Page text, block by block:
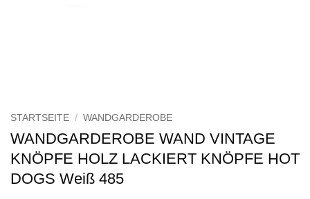
STARTSEITE / WANDGARDEROBE
WANDGARDEROBE WAND VINTAGE
KNÖPFE HOLZ LACKIERT KNÖPFE HOT
DOGS Weiß 485